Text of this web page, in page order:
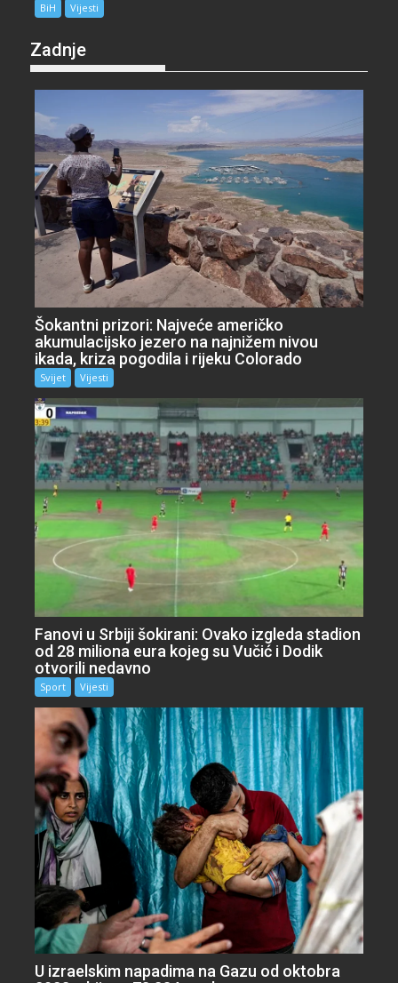
BiH Vijesti
Zadnje
Šokantni prizori: Najveće američko
akumulacijsko jezero na najnižem nivou
ikada, kriza pogodila i rijeku Colorado
Svijet Vijesti
Fanovi u Srbiji šokirani: Ovako izgleda stadion
od 28 miliona eura kojeg su Vučić i Dodik
otvorili nedavno
Sport Vijesti
U izraelskim napadima na Gazu od oktobra